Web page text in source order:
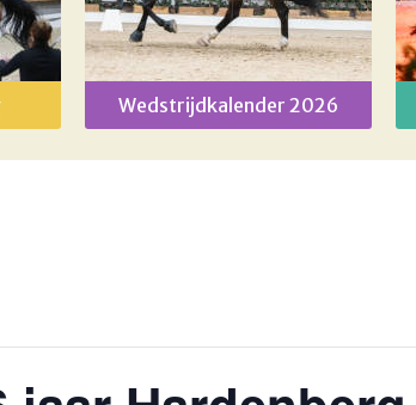
Wedstrijdkalender 2026